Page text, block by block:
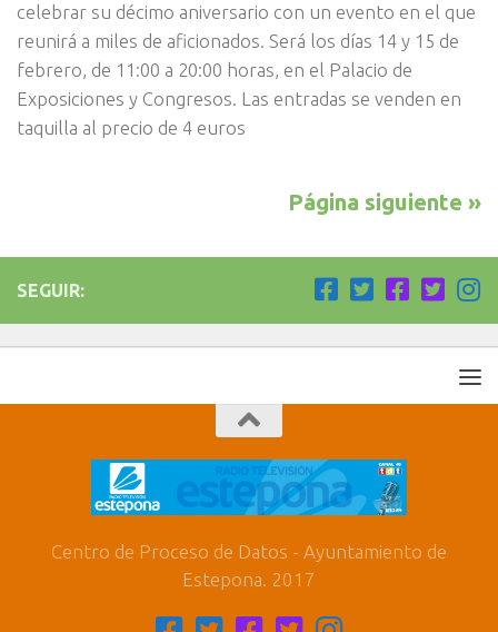
celebrar su décimo aniversario con un evento en el que
reunirá a miles de aficionados. Será los días 14 y 15 de
febrero, de 11:00 a 20:00 horas, en el Palacio de
Exposiciones y Congresos. Las entradas se venden en
taquilla al precio de 4 euros
Página siguiente »
SEGUIR:
Centro de Proceso de Datos - Ayuntamiento de
Estepona. 2017